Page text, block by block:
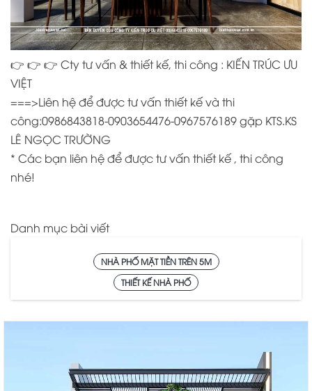
👉 👉 👉 Cty tư vấn & thiết kế, thi công : KIẾN TRÚC ƯU
VIỆT
===>Liên hệ để được tư vấn thiết kế và thi
công:0986843818-0903654476-0967576189 gặp KTS.KS
LÊ NGỌC TRƯỜNG
* Các bạn liên hệ để được tư vấn thiết kế , thi công
nhé!
Danh mục bài viết
NHÀ PHỐ MẶT TIỀN TRÊN 5M
THIẾT KẾ NHÀ PHỐ